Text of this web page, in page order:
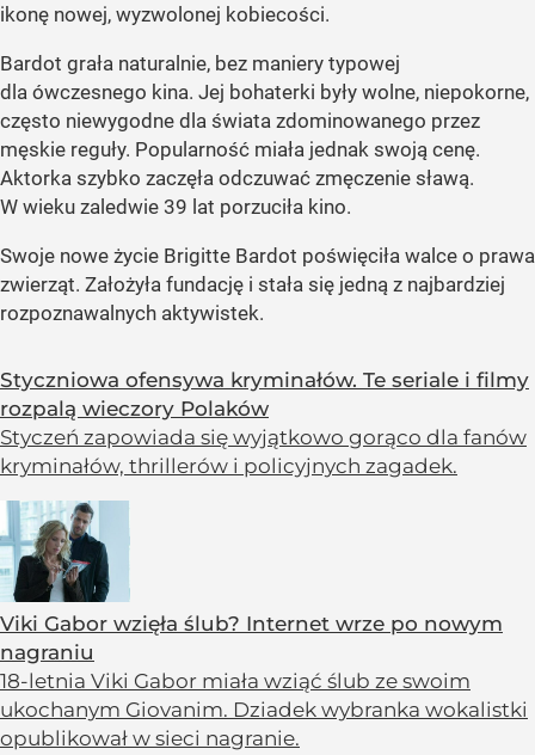
ikonę nowej, wyzwolonej kobiecości.
Bardot grała naturalnie, bez maniery typowej
dla ówczesnego kina. Jej bohaterki były wolne, niepokorne,
często niewygodne dla świata zdominowanego przez
męskie reguły. Popularność miała jednak swoją cenę.
Aktorka szybko zaczęła odczuwać zmęczenie sławą.
W wieku zaledwie 39 lat porzuciła kino.
Swoje nowe życie Brigitte Bardot poświęciła walce o prawa
zwierząt. Założyła fundację i stała się jedną z najbardziej
rozpoznawalnych aktywistek.
Styczniowa ofensywa kryminałów. Te seriale i filmy
rozpalą wieczory Polaków
Styczeń zapowiada się wyjątkowo gorąco dla fanów
kryminałów, thrillerów i policyjnych zagadek.
Viki Gabor wzięła ślub? Internet wrze po nowym
nagraniu
18-letnia Viki Gabor miała wziąć ślub ze swoim
ukochanym Giovanim. Dziadek wybranka wokalistki
opublikował w sieci nagranie.